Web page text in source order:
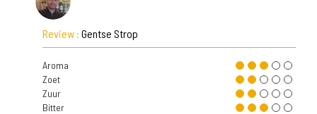
Review : Gentse Strop
Aroma
Zoet
Zuur
Bitter